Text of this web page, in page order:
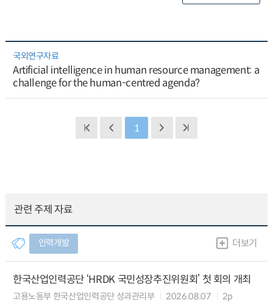
국외연구자료
Artificial intelligence in human resource management: a
challenge for the human-centred agenda?
1
관련 주제 자료
인력개발 더보기
한국산업인력공단 ‘HRDK 국민성장추진위원회’ 첫 회의 개최
고용노동부 한국산업인력공단 성과관리부 2026.08.07 2p